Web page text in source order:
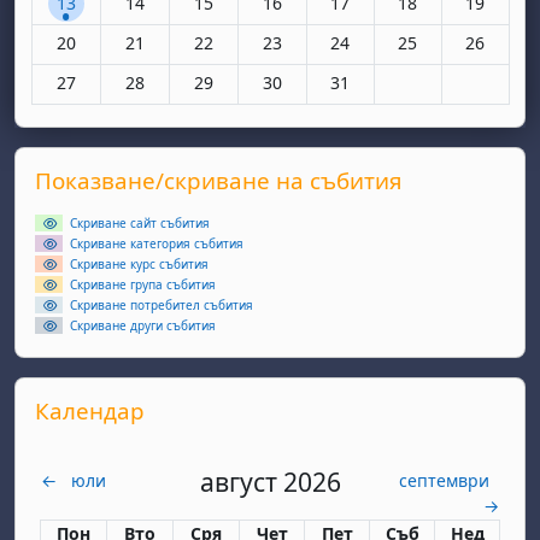
Няма събития, понеделник, 20 октомври
20 Няма събития, вторник, 21 октомври
21 Няма събития, сряда, 22 октомври
22 Няма събития, четвъртък, 23
23 Няма събития, петък, 24
24 Няма събития,
25 Няма
26
Няма събития, понеделник, 27 октомври
27 Няма събития, вторник, 28 октомври
28 Няма събития, сряда, 29 октомври
29 Няма събития, четвъртък, 30
30 Няма събития, петък, 31
31
Supplementary blocks
Прескочи Показване/скриване на събития
Показване/скриване на събития
Скриване сайт събития
Скриване категория събития
Скриване курс събития
Скриване група събития
Скриване потребител събития
Скриване други събития
Прескочи Календар
Календар
← юли август 2026
септември
→
Понеделник
Пон вторник
Вто сряда
Сря четвъртък
Чет петък
Пет събота
Съб неделя
Нед